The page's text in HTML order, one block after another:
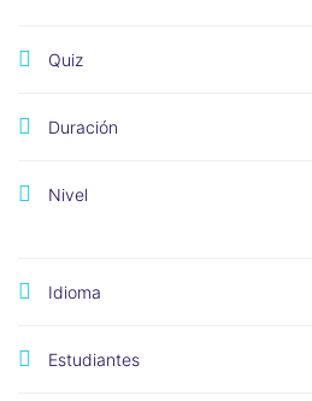
Quiz
Duración
Nivel
Idioma
Estudiantes